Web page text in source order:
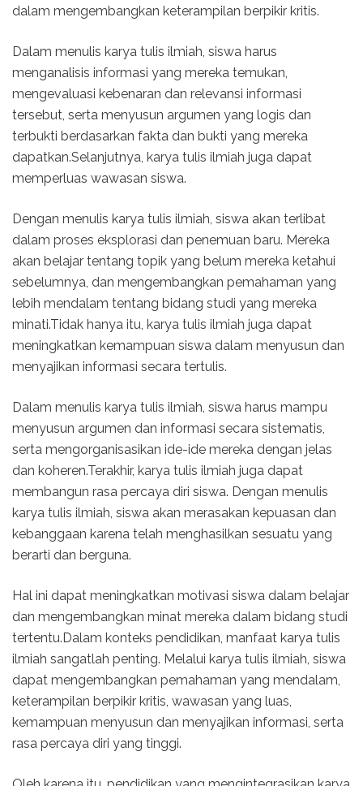
dalam mengembangkan keterampilan berpikir kritis.
Dalam menulis karya tulis ilmiah, siswa harus
menganalisis informasi yang mereka temukan,
mengevaluasi kebenaran dan relevansi informasi
tersebut, serta menyusun argumen yang logis dan
terbukti berdasarkan fakta dan bukti yang mereka
dapatkan.Selanjutnya, karya tulis ilmiah juga dapat
memperluas wawasan siswa.
Dengan menulis karya tulis ilmiah, siswa akan terlibat
dalam proses eksplorasi dan penemuan baru. Mereka
akan belajar tentang topik yang belum mereka ketahui
sebelumnya, dan mengembangkan pemahaman yang
lebih mendalam tentang bidang studi yang mereka
minati.Tidak hanya itu, karya tulis ilmiah juga dapat
meningkatkan kemampuan siswa dalam menyusun dan
menyajikan informasi secara tertulis.
Dalam menulis karya tulis ilmiah, siswa harus mampu
menyusun argumen dan informasi secara sistematis,
serta mengorganisasikan ide-ide mereka dengan jelas
dan koheren.Terakhir, karya tulis ilmiah juga dapat
membangun rasa percaya diri siswa. Dengan menulis
karya tulis ilmiah, siswa akan merasakan kepuasan dan
kebanggaan karena telah menghasilkan sesuatu yang
berarti dan berguna.
Hal ini dapat meningkatkan motivasi siswa dalam belajar
dan mengembangkan minat mereka dalam bidang studi
tertentu.Dalam konteks pendidikan, manfaat karya tulis
ilmiah sangatlah penting. Melalui karya tulis ilmiah, siswa
dapat mengembangkan pemahaman yang mendalam,
keterampilan berpikir kritis, wawasan yang luas,
kemampuan menyusun dan menyajikan informasi, serta
rasa percaya diri yang tinggi.